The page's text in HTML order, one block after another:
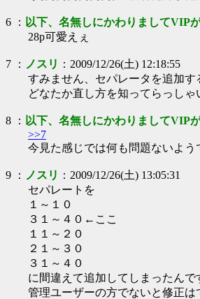
6 ： 以下、名無しにかわりましてVIP
28p可愛えぇ
7 ： ノスリ ： 2009/12/26(土) 12:18:55
すみません、セパレータを追加
どなたか直し方を知ってらっし
8 ： 以下、名無しにかわりましてVIP
>>7
今見た感じでは何も問題ないよう
9 ： ノスリ ： 2009/12/26(土) 13:05:31
セパレートを
１～１０
３１～４０←ここ
１１～２０
２１～３０
３１～４０
に間違えて追加してしまったんで
管理ユーザーの方でないと修正は